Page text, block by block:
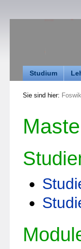
Studium
Sie sind hier: